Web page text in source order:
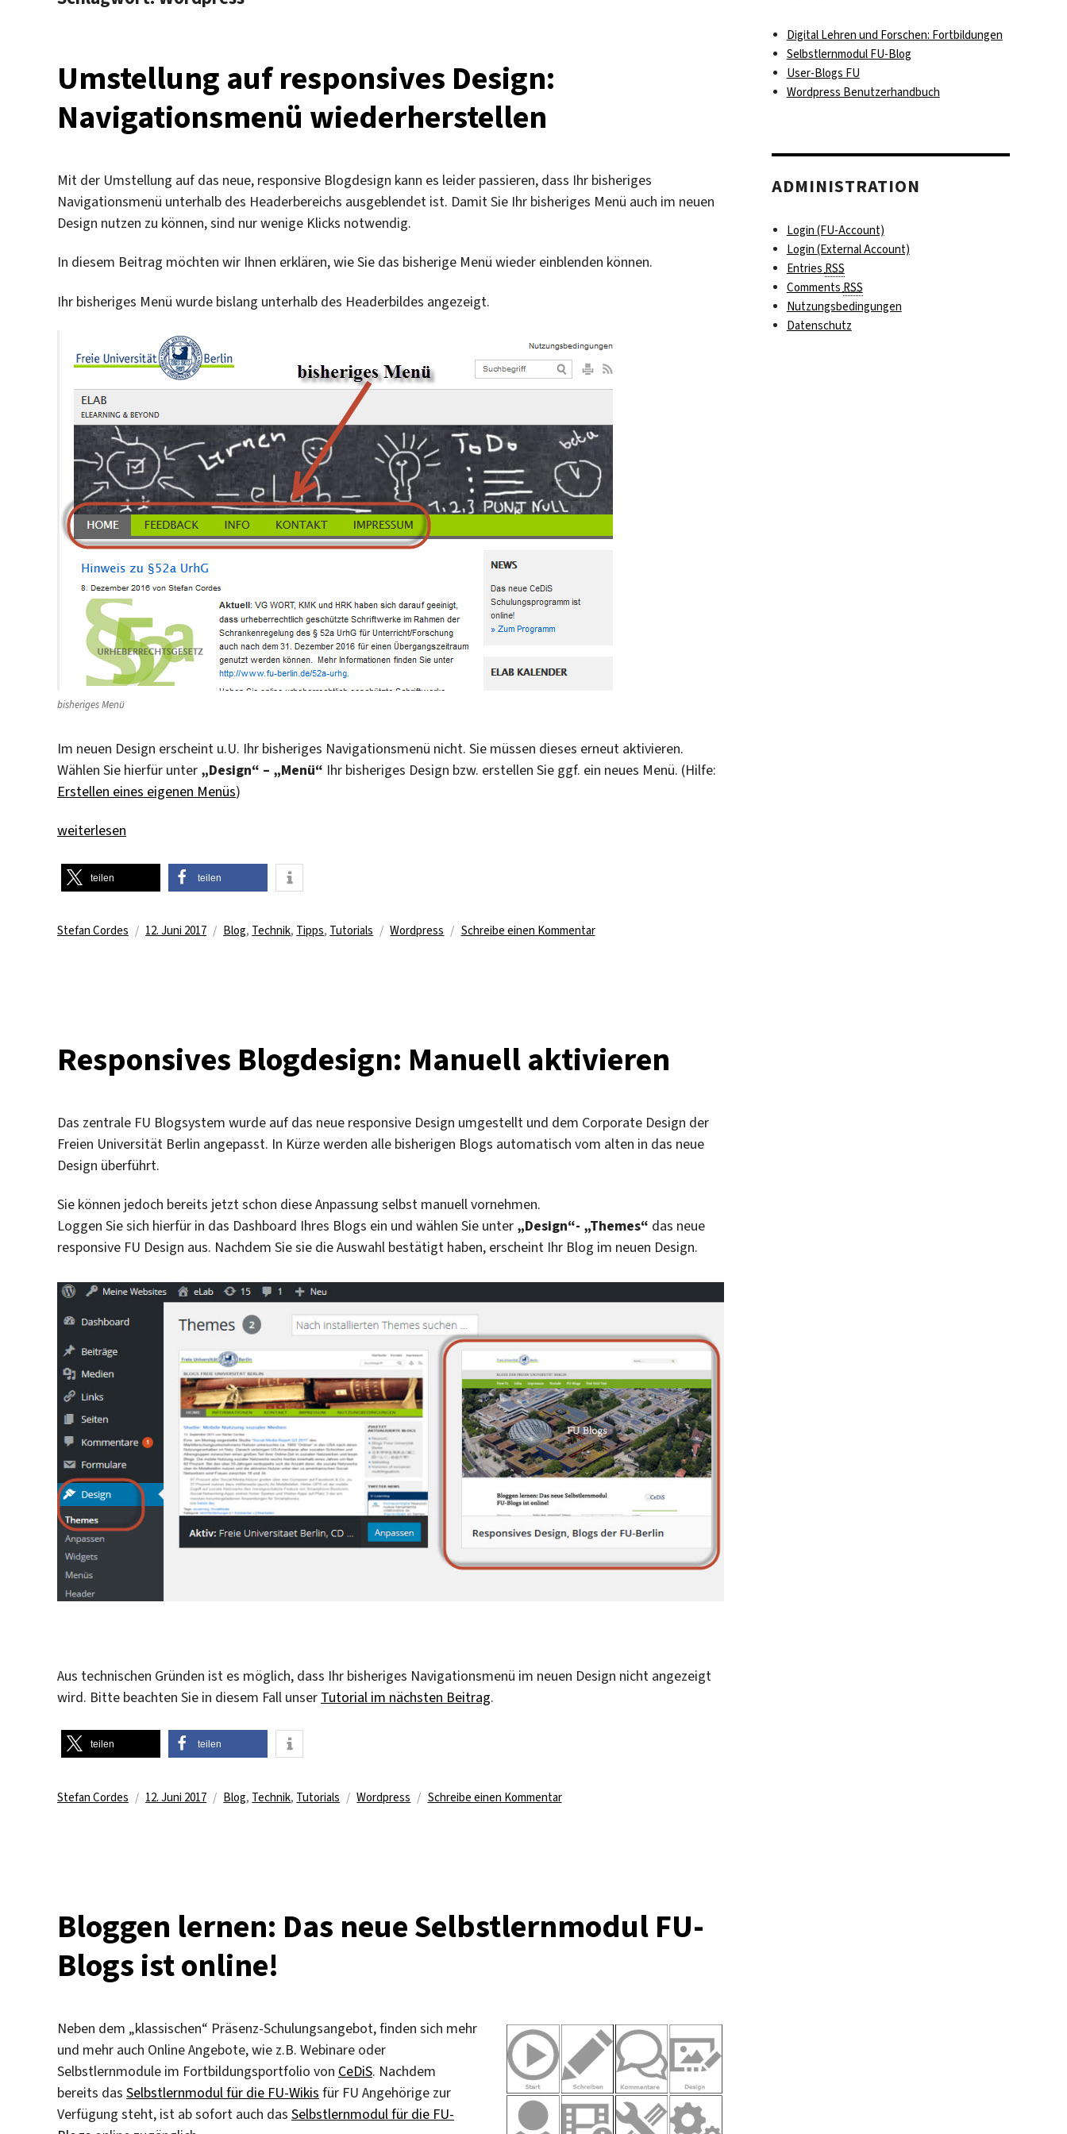
Umstellung auf responsives Design:
Navigationsmenü wiederherstellen
Mit der Umstellung auf das neue, responsive Blogdesign kann es leider passieren, dass Ihr bisheriges
Navigationsmenü unterhalb des Headerbereichs ausgeblendet ist. Damit Sie Ihr bisheriges Menü auch im neuen
Design nutzen zu können, sind nur wenige Klicks notwendig.
In diesem Beitrag möchten wir Ihnen erklären, wie Sie das bisherige Menü wieder einblenden können.
Ihr bisheriges Menü wurde bislang unterhalb des Headerbildes angezeigt.
bisheriges Menü
Im neuen Design erscheint u.U. Ihr bisheriges Navigationsmenü nicht. Sie müssen dieses erneut aktivieren.
Wählen Sie hierfür unter „Design“ – „Menü“ Ihr bisheriges Design bzw. erstellen Sie ggf. ein neues Menü. (Hilfe:
Erstellen eines eigenen Menüs)
„Umstellung auf responsives Design: Navigationsmenü wiederherstellen“
weiterlesen
teilen teilen
Autor
Stefan Cordes
Veröffentlicht
12. Juni 2017 Kategorien
Blog, Technik, Tipps, Tutorials Schlagwörter
Wordpress Schreibe einen Kommentarzu
Responsives Blogdesign: Manuell aktivieren
Das zentrale FU Blogsystem wurde auf das neue responsive Design umgestellt und dem Corporate Design der
Freien Universität Berlin angepasst. In Kürze werden alle bisherigen Blogs automatisch vom alten in das neue
Design überführt.
Sie können jedoch bereits jetzt schon diese Anpassung selbst manuell vornehmen.
Loggen Sie sich hierfür in das Dashboard Ihres Blogs ein und wählen Sie unter „Design“- „Themes“ das neue
responsive FU Design aus. Nachdem Sie sie die Auswahl bestätigt haben, erscheint Ihr Blog im neuen Design.
Aus technischen Gründen ist es möglich, dass Ihr bisheriges Navigationsmenü im neuen Design nicht angezeigt
wird. Bitte beachten Sie in diesem Fall unser Tutorial im nächsten Beitrag.
teilen teilen
Autor
Stefan Cordes
Veröffentlicht
12. Juni 2017 Kategorien
Blog, Technik, Tutorials Schlagwörter
Wordpress Schreibe einen Kommentarzu
Bloggen lernen: Das neue Selbstlernmodul FU-
Blogs ist online!
Neben dem „klassischen“ Präsenz-Schulungsangebot, finden sich mehr
und mehr auch Online Angebote, wie z.B. Webinare oder
Selbstlernmodule im Fortbildungsportfolio von CeDiS. Nachdem
bereits das Selbstlernmodul für die FU-Wikis für FU Angehörige zur
Verfügung steht, ist ab sofort auch das Selbstlernmodul für die FU-
Digital Lehren und Forschen: Fortbildungen
Selbstlernmodul FU-Blog
User-Blogs FU
Wordpress Benutzerhandbuch
ADMINISTRATION
Login (FU-Account)
Login (External Account)
Entries RSS
Comments RSS
Nutzungsbedingungen
Datenschutz